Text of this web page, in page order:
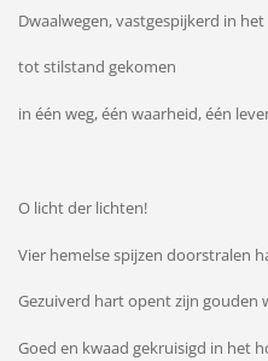
Dwaalwegen, vastgespijkerd in
tot stilstand gekomen
in één weg, één waarheid, één
O licht der lichten!
Vier hemelse spijzen doorstralen
Gezuiverd hart opent zijn gouden
Goed en kwaad gekruisigd in het